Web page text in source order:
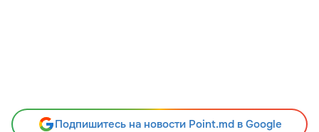
Подпишитесь на новости Point.md в Google